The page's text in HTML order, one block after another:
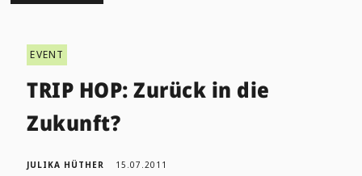
EVENT
TRIP HOP: Zurück in die
Zukunft?
JULIKA HÜTHER 15.07.2011